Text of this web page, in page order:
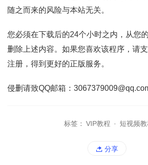
随之而来的风险与本站无关。
您必须在下载后的24个小时之内，从您
删除上述内容。如果您喜欢该程序，请
注册，得到更好的正版服务。
侵删请致QQ邮箱：
标签： VIP教程 · 短视频教
分享